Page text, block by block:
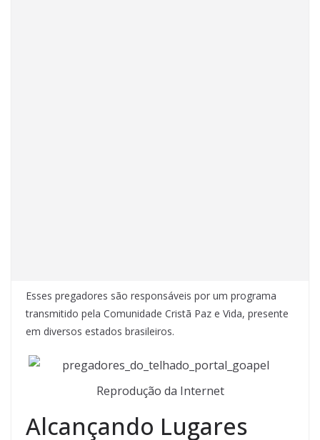
Esses pregadores são responsáveis por um programa
transmitido pela Comunidade Cristã Paz e Vida, presente
em diversos estados brasileiros.
Reprodução da Internet
Alcançando Lugares